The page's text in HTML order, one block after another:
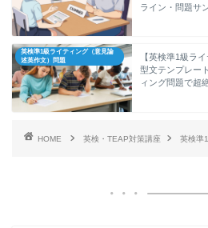
ライン・問題サ
英検準1級ライティング（意見論
述英作文）問題
【英検準1級ラ
型文テンプレー
ィング問題で超
HOME 英検・TEAP対策講座 英検準